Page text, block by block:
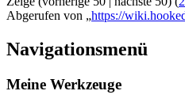
Abgerufen von „https://
Navigationsmenü
Meine Werkzeuge